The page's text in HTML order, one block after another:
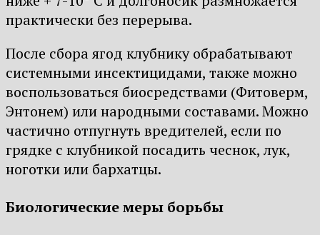
практически без перерыва.
После сбора ягод клубнику обрабатывают
системными инсектицидами, также можно
воспользоваться биосредствами (Фитоверм,
Энтонем) или народными составами. Можно
частично отпугнуть вредителей, если по
грядке с клубникой посадить чеснок, лук,
ноготки или бархатцы.
Биологические меры борьбы